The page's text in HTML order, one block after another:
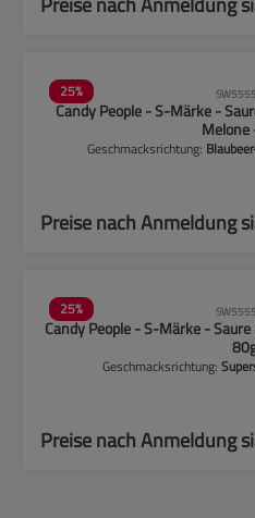
25%
Candy People - S-Märke -
Melone
Geschmacksrichtung:
Preise nach Anmeldung
25%
Candy People - S-Märke -
Geschmacksrichtung:
Preise nach Anmeldung